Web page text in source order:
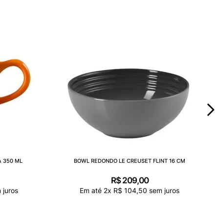
350 ML
juros
BOWL REDONDO LE CREUSET FLINT 16 CM
R$ 209,00
Em até 2x R$ 104,50 sem juros